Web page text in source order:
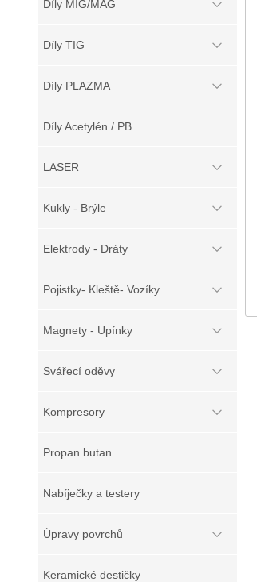
Díly MIG/MAG
Díly TIG
Díly PLAZMA
Díly Acetylén / PB
LASER
Kukly - Brýle
Elektrody - Dráty
Pojistky- Kleště- Vozíky
Magnety - Upínky
Svářecí oděvy
Kompresory
Propan butan
Nabíječky a testery
Úpravy povrchů
Keramické destičky